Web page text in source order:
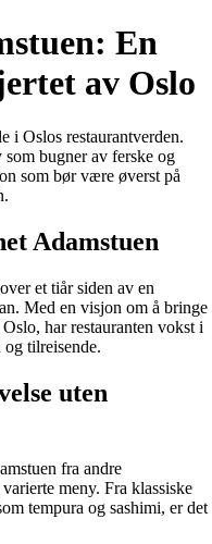
En
av Oslo
i Oslos restaurantverden.
bugner av ferske og
som bør være øverst på
Adamstuen
et tiår siden av en
Med en visjon om å bringe
har restauranten vokst i
tilreisende.
uten
fra andre
meny. Fra klassiske
tempura og sashimi, er det